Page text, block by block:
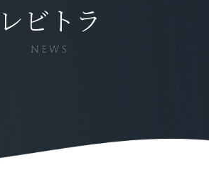
レビトラ
NEWS